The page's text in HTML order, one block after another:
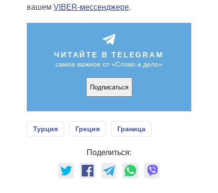
вашем VIBER-мессенджере.
ЧИТАЙТЕ В TELEGRAM
самое важное от «Слово и дело»
Подписаться
Турция Греция Граница
Поделиться: